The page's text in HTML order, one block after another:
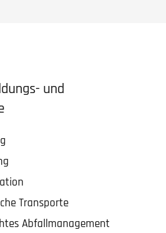
und
Transporte
Abfallmanagement